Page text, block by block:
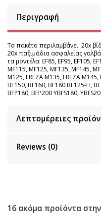
Περιγραφή
Το πακέτο περιλαμβάνει: 20x
20x παξιμάδια ασφαλείας
τα μοντέλα: EF85, EF95, EF105,
MF115, MF125, MF135, MF145,
M125, FREZA M135, FREZA
BF150, BF160, BF180 BF125-H,
BFP180, BFP200 YBFS180,
Λεπτομέρειες
Reviews (0)
16 ακόμα προϊόντα